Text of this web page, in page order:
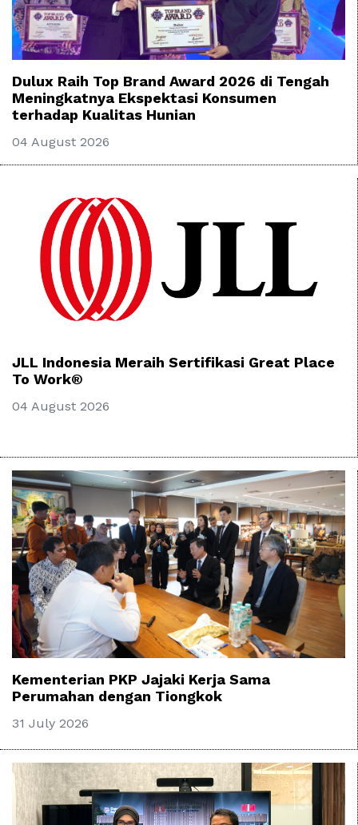
Dulux Raih Top Brand Award 2026 di Tengah
Meningkatnya Ekspektasi Konsumen
terhadap Kualitas Hunian
04 August 2026
JLL Indonesia Meraih Sertifikasi Great Place
To Work®
04 August 2026
Kementerian PKP Jajaki Kerja Sama
Perumahan dengan Tiongkok
31 July 2026